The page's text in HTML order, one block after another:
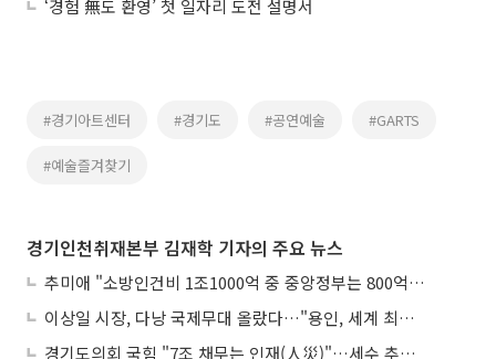
‘경험 無도 환영’ 첫 일자리 도전 설명서
#경기아트센터 #경기도 #공연예술 #GARTS
#예술즐겨찾기
경기인천취재본부 김재학 기자의 주요 뉴스
추미애 "소방인건비 1조1000억 중 중앙정부는 800억뿐"
이상일 시장, 다낭 국제무대 올랐다…"용인, 세계 최대 반도체 도시 된다"
경기도의회 국힘 "7조 채무는 인재(人災)"…세수 추계 조작 의혹 제기